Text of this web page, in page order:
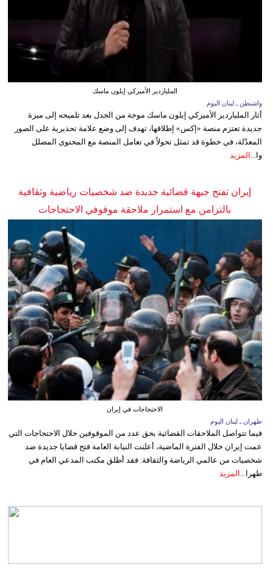
الملياردير الأميركي إيلون ماسك
واشنطن ـ لبنان اليوم
أثار الملياردير الأميركي إيلون ماسك موجة من الجدل بعد تلميحه إلى ميزة
جديدة تعتزم منصة «إكس» إطلاقها، تهدف إلى وضع علامة تحذيرية على الصور
المعدّلة، في خطوة قد تمثل تحولاً في تعامل المنصة مع المحتوى المضلل
وا... المزيد
إيران تفتح جبهة قضائية جديدة ضد شخصيات رياضية وثقافية
بالتزامن مع استمرار ملاحقة موقوفي الاحتجاجات
الاحتجاجات في إيران
طهران ـ لبنان اليوم
فيما تتواصل الملاحقات القضائية بحق عدد من الموقوفين خلال الاحتجاجات التي
عمت إيران خلال الفترة الماضية، أعلنت النيابة العامة فتح قضايا جديدة ضد
شخصيات من عالمي الرياضة والثقافة. فقد أطلق مكتب المدعي العام في
طهرا... المزيد